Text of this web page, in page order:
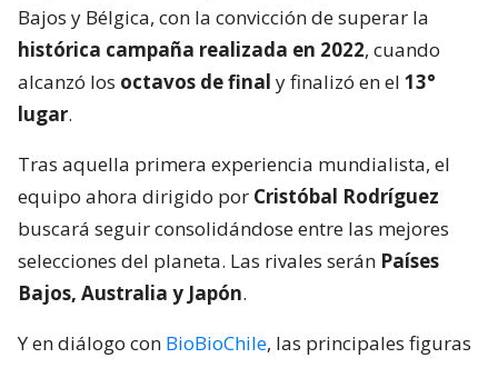
Bajos y Bélgica, con la convicción de superar la
histórica campaña realizada en 2022, cuando
alcanzó los octavos de final y finalizó en el 13°
lugar.
Tras aquella primera experiencia mundialista, el
equipo ahora dirigido por Cristóbal Rodríguez
buscará seguir consolidándose entre las mejores
selecciones del planeta. Las rivales serán Países
Bajos, Australia y Japón.
Y en diálogo con BioBioChile, las principales figuras